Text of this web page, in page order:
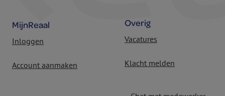
MijnReaal
Inloggen
Account aanmaken
Overig
Vacatures
Klacht melden